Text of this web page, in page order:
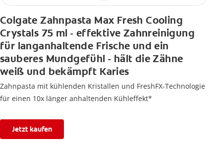
Colgate Zahnpasta Max Fresh Cooling
Crystals 75 ml - effektive Zahnreinigung
für langanhaltende Frische und ein
sauberes Mundgefühl - hält die Zähne
weiß und bekämpft Karies
Zahnpasta mit kühlenden Kristallen und FreshFX-Technologie
für einen 10x länger anhaltenden Kühleffekt*
Jetzt kaufen